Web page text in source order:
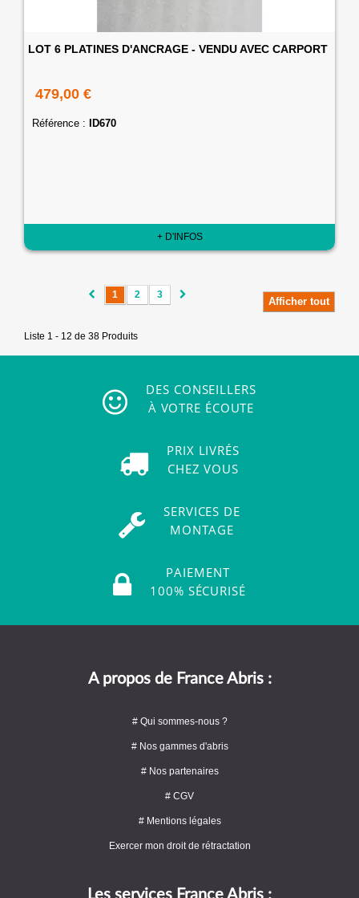
LOT 6 PLATINES D'ANCRAGE - VENDU AVEC CARPORT
479,00 €
Référence : ID670
+ D'INFOS
Afficher tout
1 2 3
Liste 1 - 12 de 38 Produits
DES CONSEILLERS
À VOTRE ÉCOUTE
PRIX LIVRÉS
CHEZ VOUS
SERVICES DE
MONTAGE
PAIEMENT
100% SÉCURISÉ
A propos de France Abris :
# Qui sommes-nous ?
# Nos gammes d'abris
# Nos partenaires
# CGV
# Mentions légales
Exercer mon droit de rétractation
Les services France Abris :